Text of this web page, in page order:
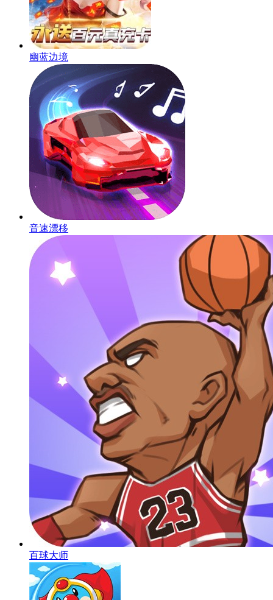
幽蓝边境
音速漂移
百球大师